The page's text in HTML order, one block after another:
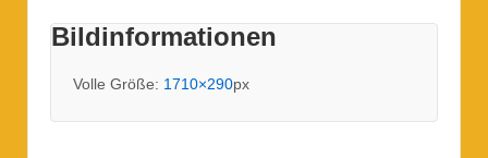
Bildinformationen
Volle Größe: 1710×290px